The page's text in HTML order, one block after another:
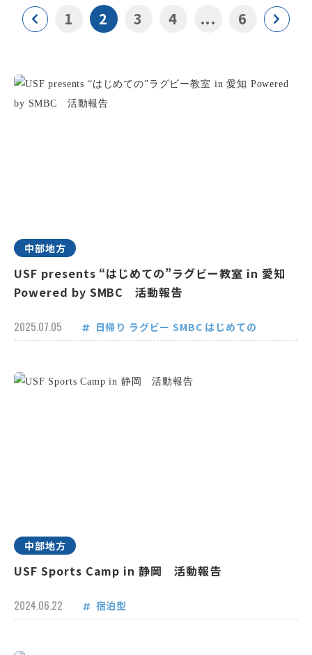
1 2 3 4 ... 6
中部地方
USF presents “はじめての”ラグビー教室 in 愛知
Powered by SMBC 活動報告
2025.07.05 日帰り ラグビー SMBC はじめての
中部地方
USF Sports Camp in 静岡 活動報告
2024.06.22 宿泊型